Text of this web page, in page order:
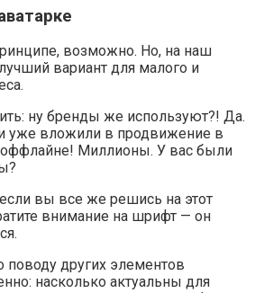
возможно. Но, на наш
вариант для малого и
ну бренды же используют?! Да.
уже вложили в продвижение в
оффлайне! Миллионы. У вас были
вы все же решись на этот
внимание на шрифт — он
поводу других элементов
насколько актуальны для